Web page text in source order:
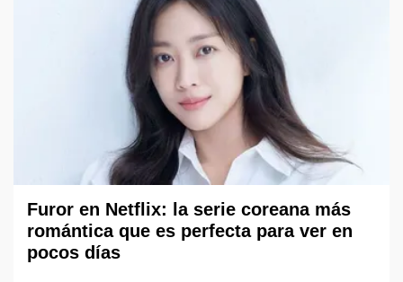
Furor en Netflix: la serie coreana más
romántica que es perfecta para ver en
pocos días